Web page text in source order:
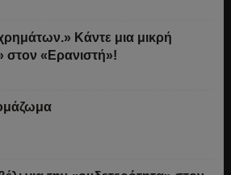
Κάντε μια μικρή
στον «Ερανιστή»!